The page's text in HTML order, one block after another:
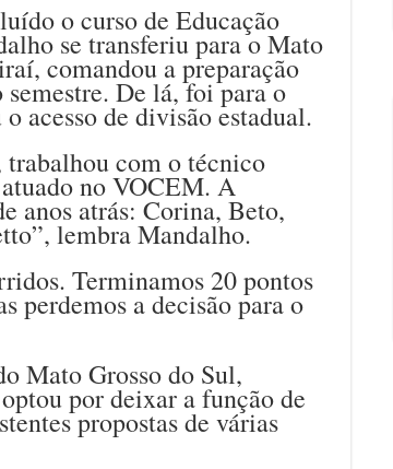
o curso de Educação
se transferiu para o Mato
comandou a preparação
De lá, foi para o
acesso de divisão estadual.
com o técnico
no VOCEM. A
anos atrás: Corina, Beto,
lembra Mandalho.
Terminamos 20 pontos
perdemos a decisão para o
Mato Grosso do Sul,
por deixar a função de
propostas de várias